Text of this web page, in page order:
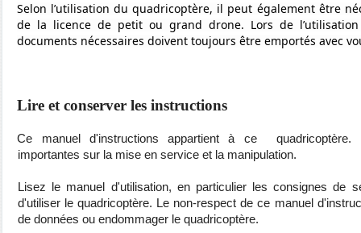
Selon l’utilisation du quadricoptère, il peut également être
de la licence de petit ou grand drone. Lors de
documents nécessaires doivent toujours être emportés avec
Lire et conserver les instructions
Ce manuel d'instructions appartient à ce
importantes sur la mise en service et la manipulation.
Lisez le manuel d'utilisation, en particulier les consignes de
d'utiliser le quadricoptère. Le non-respect de ce manuel
de données ou endommager le quadricoptère.